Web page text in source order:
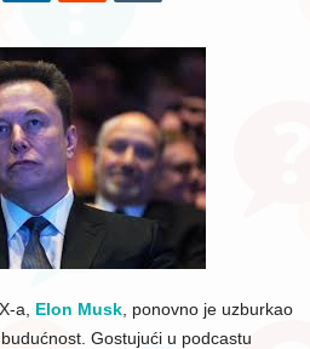
a, Elon Musk , ponovno je uzburkao
Gostujući u podcastu